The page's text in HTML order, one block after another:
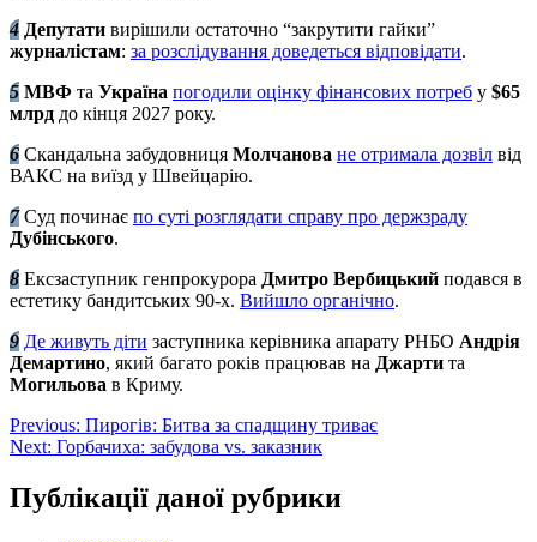
4️ Депутати вирішили остаточно “закрутити гайки”
журналістам: за розслідування доведеться відповідати.
5️ МВФ та Україна погодили оцінку фінансових потреб у $65
млрд до кінця 2027 року.
6️ Скандальна забудовниця Молчанова не отримала дозвіл від
ВАКС на виїзд у Швейцарію.
7️Суд починає по суті розглядати справу про держзраду
Дубінського.
8️ Ексзаступник генпрокурора Дмитро Вербицький подався в
естетику бандитських 90-х. Вийшло органічно.
9️ Де живуть діти заступника керівника апарату РНБО Андрія
Демартино, який багато років працював на Джарти та
Могильова в Криму.
Навігація
записів
Previous: Пирогів: Битва за спадщину триває
Next: Горбачиха: забудова vs. заказник
Публікації даної рубрики